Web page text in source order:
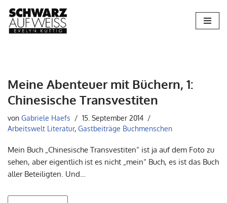
Zum
Meine Abenteuer mit Büchern, 1:
Chinesische Transvestiten
von Gabriele Haefs
15. September 2014
Arbeitswelt Literatur, Gastbeiträge Buchmenschen
Mein Buch „Chinesische Transvestiten“ ist ja auf dem Foto zu
sehen, aber eigentlich ist es nicht „mein“ Buch, es ist das Buch
aller Beteiligten. Und…